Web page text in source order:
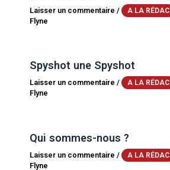
Laisser un commentaire / A LA RÉDAC
Flyne
Spyshot une Spyshot
Laisser un commentaire / A LA RÉDAC
Flyne
Qui sommes-nous ?
Laisser un commentaire / A LA RÉDAC
Flyne